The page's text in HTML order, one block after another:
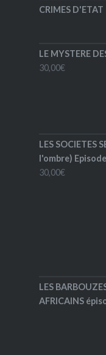
CRIMES D'ETAT
LE MYSTERE
30,00€
LES SOCIETES
l'ombre)
30,00€
LES
AFRICAINS